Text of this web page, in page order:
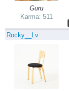
Guru
Karma: 511
Rocky__Lv